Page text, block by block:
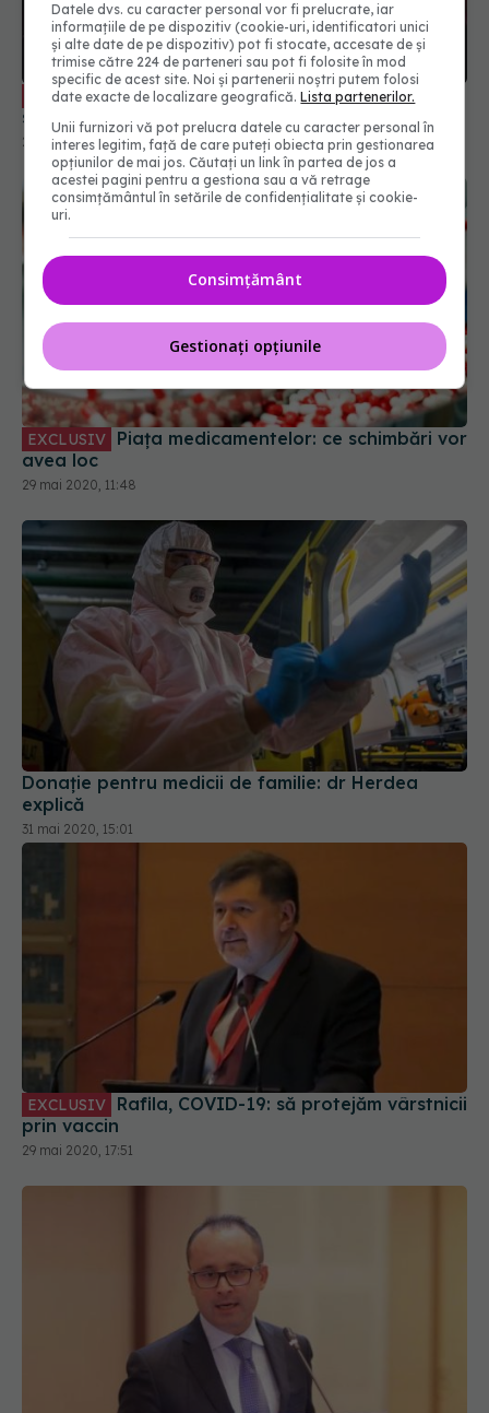
EXCLUSIV Radu Gănescu: noi trebuie să găsim
soluții pentru pacienții noștri
29 mai 2020, 20:01
EXCLUSIV
avea loc
29 mai 2020, 11:48
Donație pentru medicii de familie: dr Herdea
explică
31 mai 2020, 15:01
EXCLUSIV
prin vaccin
29 mai 2020, 17:51
Datele dvs. cu caracter personal vor fi prelucrate, iar
informațiile de pe dispozitiv (cookie-uri, identificatori unici
și alte date de pe dispozitiv) pot fi stocate, accesate de și
trimise către 224 de parteneri sau pot fi folosite în mod
specific de acest site. Noi și partenerii noștri putem folosi
date exacte de localizare geografică.Lista partenerilor.
Unii furnizori vă pot prelucra datele cu caracter personal în
interes legitim, față de care puteți obiecta prin gestionarea
opțiunilor de mai jos. Căutați un link în partea de jos a
acestei pagini pentru a gestiona sau a vă retrage
consimțământul în setările de confidențialitate și cookie-
uri.
Consimțământ
Gestionați opțiunile